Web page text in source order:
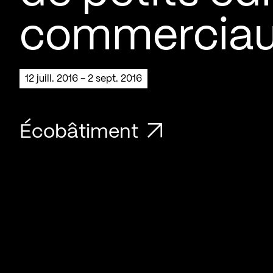
12 juill. 2016 - 2 sept. 2016
Écobâtiment